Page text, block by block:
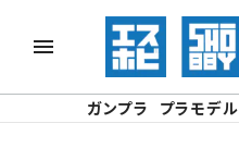
ガンプラ プラモデル